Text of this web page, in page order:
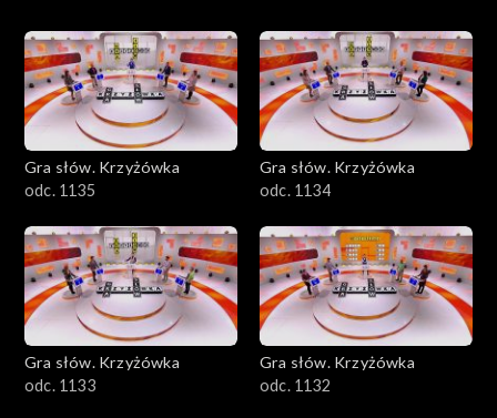
Gra słów. Krzyżówka
odc. 1135
Gra słów. Krzyżówka
odc. 1134
Gra słów. Krzyżówka
odc. 1133
Gra słów. Krzyżówka
odc. 1132